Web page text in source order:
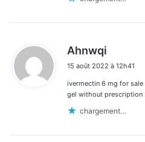
Ahnwqi
t
:
15 août 2022 à 12h41
ivermectin 6 mg for sale
gel without prescription
chargement…